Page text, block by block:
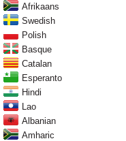
Afrikaans
Swedish
Polish
Basque
Catalan
Esperanto
Hindi
Lao
Albanian
Amharic